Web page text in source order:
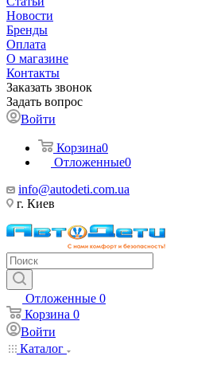
Новости
Бренды
Оплата
О магазине
Контакты
Заказать звонок
Задать вопрос
Войти
Корзина0
Отложенные0
info@autodeti.com.ua
г. Киев
Отложенные 0
Корзина 0
Войти
Каталог